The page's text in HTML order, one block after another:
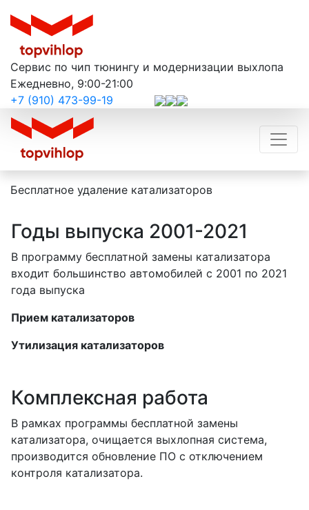
Сервис по чип тюнингу и модернизации выхлопа
Ежедневно, 9:00-21:00
+7 (910) 473-99-19
Бесплатное удаление катализаторов
Годы выпуска 2001-2021
В программу бесплатной замены катализатора
входит большинство автомобилей с 2001 по 2021
года выпуска
Прием катализаторов
Утилизация катализаторов
Комплексная работа
В рамках программы бесплатной замены
катализатора, очищается выхлопная система,
производится обновление ПО с отключением
контроля катализатора.